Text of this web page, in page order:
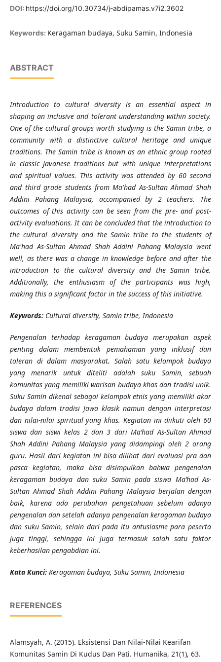
DOI: https://doi.org/10.30734/j-abdipamas.v7i2.3602
Keywords: Keragaman budaya, Suku Samin, Indonesia
ABSTRACT
Introduction to cultural diversity is an essential aspect in
shaping an inclusive and tolerant understanding within society.
One of the cultural groups worth studying is the Samin tribe, a
community with a distinctive cultural heritage and unique
traditions. The Samin tribe is known as an ethnic group rooted
in classic Javanese traditions but with unique interpretations
and spiritual values. This activity was attended by 60 second
and third grade students from Ma'had As-Sultan Ahmad Shah
Addini Pahang Malaysia, accompanied by 2 teachers. The
outcomes of this activity can be seen from the pre- and post-
activity evaluations. It can be concluded that the introduction to
the cultural diversity and the Samin tribe to the students of
Ma'had As-Sultan Ahmad Shah Addini Pahang Malaysia went
well, as there was a change in knowledge before and after the
introduction to the cultural diversity and the Samin tribe.
Additionally, the enthusiasm of the participants was high,
making this a significant factor in the success of this initiative.
Keywords:Cultural diversity, Samin tribe, Indonesia
Pengenalan terhadap keragaman budaya merupakan aspek
penting dalam membentuk
pemahaman yang inklusif dan
toleran di dalam masyarakat. Salah satu kelompok budaya
yang menarik untuk diteliti adalah suku Samin, sebuah
komunitas yang memiliki warisan budaya khas dan tradisi unik.
Suku Samin dikenal sebagai kelompok etnis yang memiliki akar
budaya dalam tradisi Jawa klasik namun dengan interpretasi
dan nilai-nilai spiritual yang khas. Kegiatan ini diikuti oleh 60
siswa dan siswi kelas 2 dan 3 dari Ma’hadAs-Sultan Ahmad
Shah Addini Pahang Malaysia yang didampingi oleh 2 orang
guru. Hasil dari kegiatan ini bisa dilihat darievaluasi pra dan
pasca kegiatan, maka bisa disimpulkan bahwa pengenalan
keragaman budaya dan suku Samin pada siswa Ma’hadAs-
Sultan Ahmad Shah Addini Pahang Malaysia berjalan dengan
baik, karena ada perubahan pengetahuan sebelum adanya
pengenalan dan setelah adanya pengenalan keragaman budaya
dan suku Samin, selain dari pada itu antusiasme para peserta
juga tinggi, sehingga ini juga termasuk salah satu faktor
keberhasilan pengabdian ini.
Kata Kunci: Keragaman budaya, Suku Samin, Indonesia
REFERENCES
Alamsyah, A. (2015). Eksistensi Dan Nilai-Nilai Kearifan
Komunitas Samin Di Kudus Dan Pati. Humanika, 21(1), 63.